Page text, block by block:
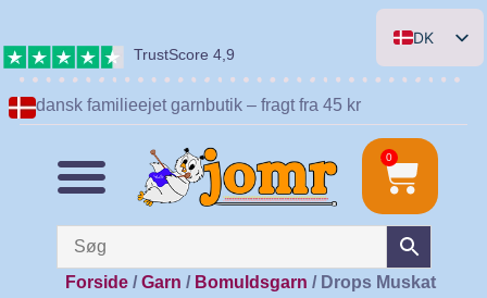
TrustScore 4,9
DK
EN
NL
dansk familieejet garnbutik – fragt fra 45 kr
0
Forside / Garn / Bomuldsgarn / Drops Muskat